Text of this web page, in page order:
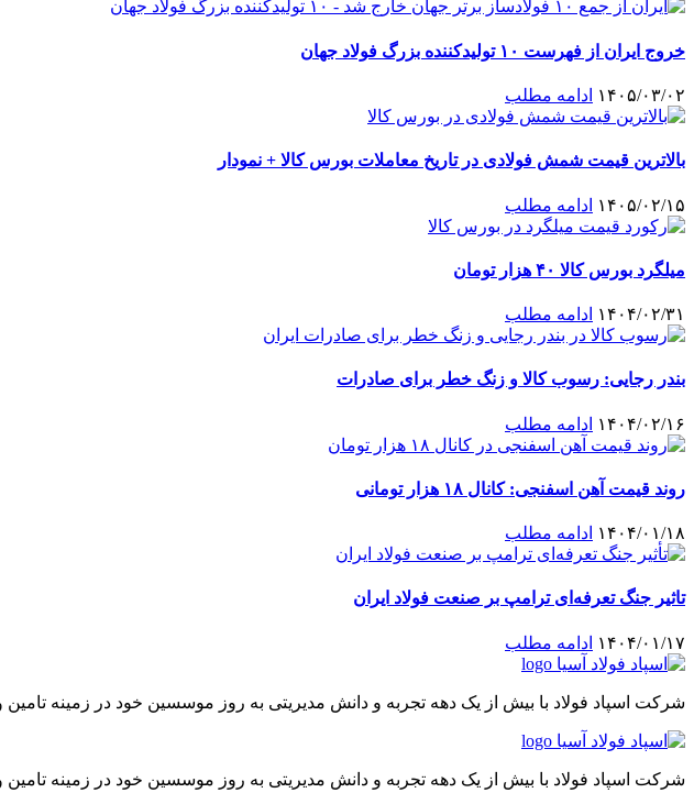
خروج ایران از فهرست ۱۰ تولیدکننده بزرگ فولاد جهان
۱۴۰۵/۰۳/۰۲ ادامه مطلب
بالاترین قیمت شمش فولادی در تاریخ معاملات بورس کالا + نمودار
۱۴۰۵/۰۲/۱۵ ادامه مطلب
میلگرد بورس کالا ۴۰ هزار تومان
۱۴۰۴/۰۲/۳۱ ادامه مطلب
بندر رجایی: رسوب کالا و زنگ خطر برای صادرات
۱۴۰۴/۰۲/۱۶ ادامه مطلب
روند قیمت آهن اسفنجی: کانال ۱۸ هزار تومانی
۱۴۰۴/۰۱/۱۸ ادامه مطلب
تاثیر جنگ تعرفه‌ای ترامپ بر صنعت فولاد ایران
۱۴۰۴/۰۱/۱۷ ادامه مطلب
شرکت اسپاد فولاد با بیش از یک دهه تجربه و دانش مدیریتی به روز موسسین خود در زمینه
شرکت اسپاد فولاد با بیش از یک دهه تجربه و دانش مدیریتی به روز موسسین خود در زمینه